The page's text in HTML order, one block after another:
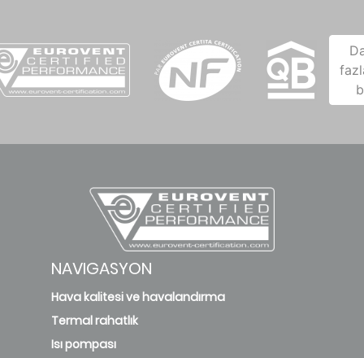
NAVIGASYON
Hava kalitesi ve havalandırma
Termal rahatlık
Isı pompası